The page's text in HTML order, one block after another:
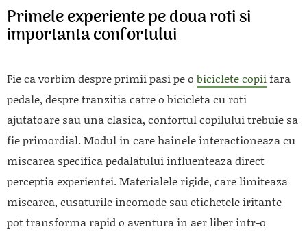
Primele experiente pe doua roti si
importanta confortului
Fie ca vorbim despre primii pasi pe o biciclete copiifara
pedale, despre tranzitia catre o bicicleta cu roti
ajutatoare sau una clasica, confortul copilului trebuie sa
fie primordial. Modul in care hainele interactioneaza cu
miscarea specifica pedalatului influenteaza direct
perceptia experientei. Materialele rigide, care limiteaza
miscarea, cusaturile incomode sau etichetele iritante
pot transforma rapid o aventura in aer liber intr-o